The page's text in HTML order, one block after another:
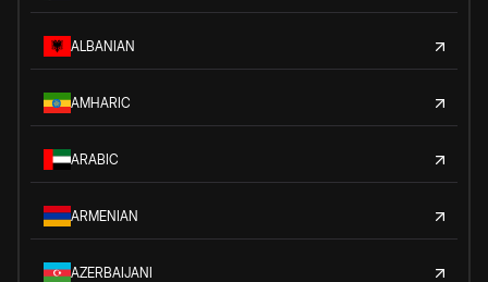
ALBANIAN
AMHARIC
ARABIC
ARMENIAN
AZERBAIJANI